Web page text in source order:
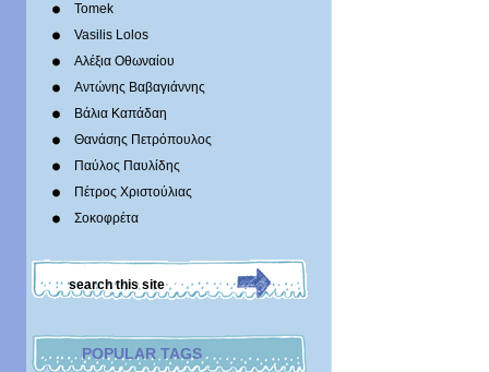
Tomek
Vasilis Lolos
Αλέξια Οθωναίου
Αντώνης Βαβαγιάννης
Βάλια Καπάδαη
Θανάσης Πετρόπουλος
Παύλος Παυλίδης
Πέτρος Χριστούλιας
Σοκοφρέτα
POPULAR TAGS